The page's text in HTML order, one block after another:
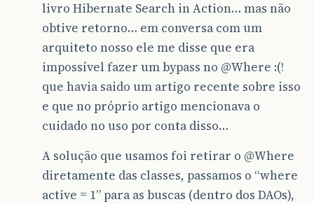
livro Hibernate Search in Action… mas não
obtive retorno… em conversa com um
arquiteto nosso ele me disse que era
impossível fazer um bypass no @Where :(!
que havia saido um artigo recente sobre isso
e que no próprio artigo mencionava o
cuidado no uso por conta disso…
A solução que usamos foi retirar o @Where
diretamente das classes, passamos o “where
active = 1” para as buscas (dentro dos DAOs),